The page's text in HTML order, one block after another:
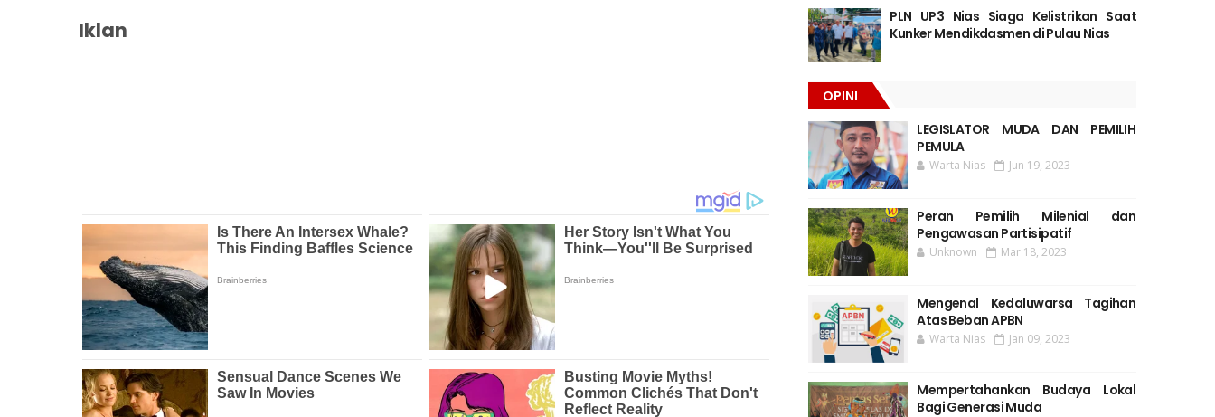
Iklan
PLN UP3 Nias Siaga Kelistrikan Saat
Kunker Mendikdasmen di Pulau Nias
OPINI
LEGISLATOR MUDA DAN PEMILIH
PEMULA
Warta Nias Jun 19, 2023
Peran Pemilih Milenial dan
Pengawasan Partisipatif
Unknown Mar 18, 2023
Mengenal Kedaluwarsa Tagihan
Atas Beban APBN
Warta Nias Jan 09, 2023
Mempertahankan Budaya Lokal
Bagi Generasi Muda